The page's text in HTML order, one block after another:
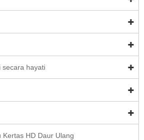
secara hayati
Kertas HD Daur Ulang